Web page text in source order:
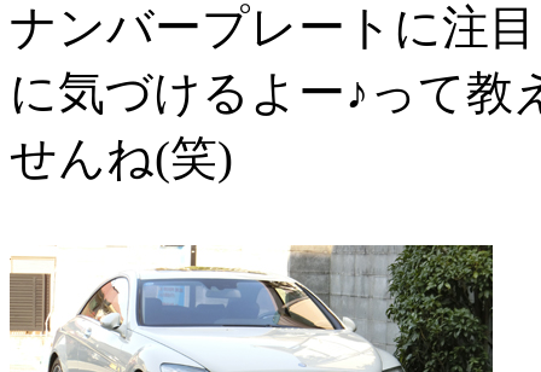
ナンバープレートに注
に気づけるよー♪って教
せんね(笑)